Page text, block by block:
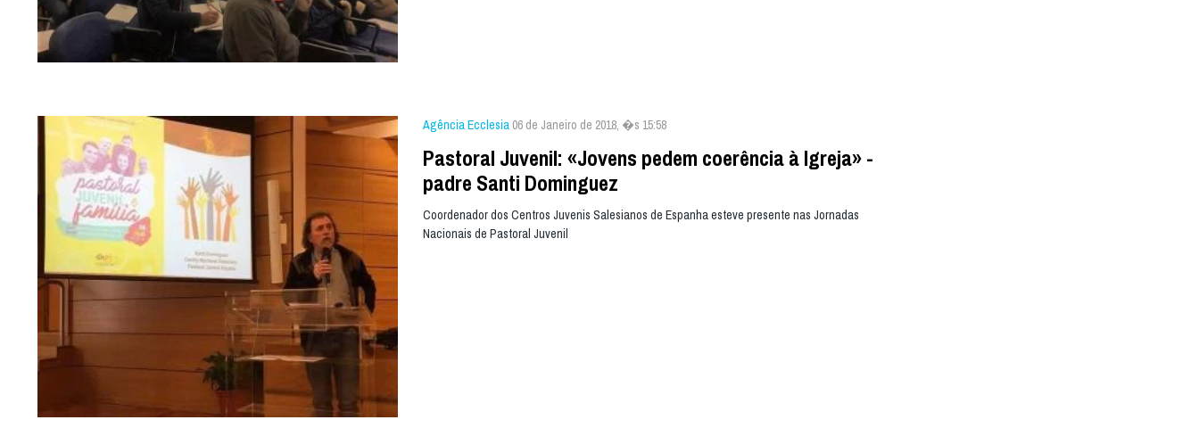
Agência Ecclesia 06 de Janeiro de 2018, �s 15:58
Pastoral Juvenil: «Jovens pedem coerência à Igreja» -
padre Santi Dominguez
Coordenador dos Centros Juvenis Salesianos de Espanha esteve presente nas Jornadas
Nacionais de Pastoral Juvenil